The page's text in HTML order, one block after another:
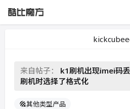
来自帖子： k1刷机出现imei码
刷机时选择了格式化
其他类型产品